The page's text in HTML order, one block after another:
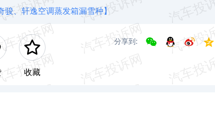
骏、轩逸空调蒸发箱漏雪种】
收藏
分享到: